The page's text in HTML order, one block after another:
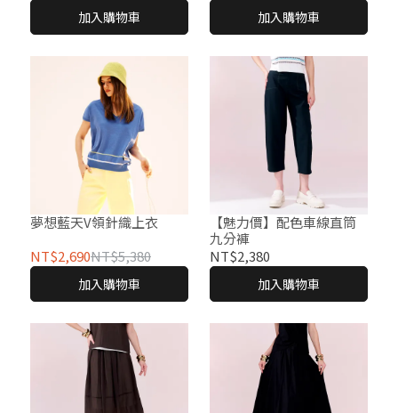
加入購物車 加入購物車
夢想藍天V領針織上衣
NT$2,690NT$5,380
加入購物車
【魅力價】配色車線直筒
九分褲
NT$2,380
加入購物車